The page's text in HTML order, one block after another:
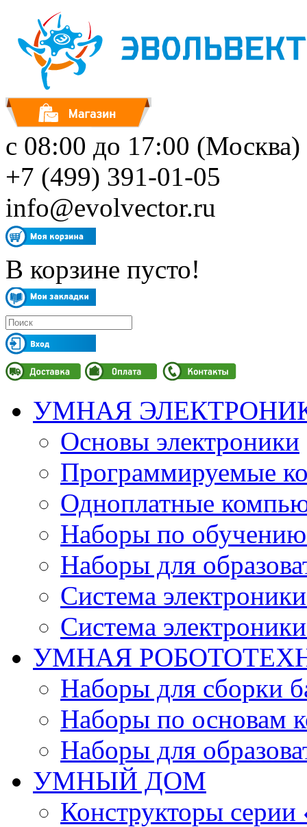
с 08:00 до 17:00 (Москва)
+7 (499) 391-01-05
info@evolvector.ru
В корзине пусто!
УМНАЯ
Основы электроники
Программируемые
Одноплатные
Наборы по
Наборы для
Система
Система
УМНАЯ
Наборы для сборки
Наборы по основам
Наборы для
УМНЫЙ ДОМ
Конструкторы